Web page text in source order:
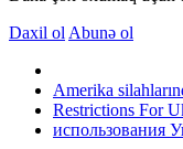
Daxil ol Abunə ol
Amerika
Restrictions For
использования